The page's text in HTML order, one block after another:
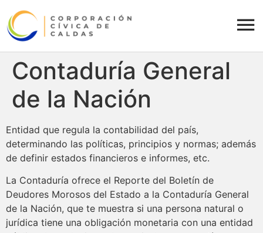
Contaduría General
de la Nación
Entidad que regula la contabilidad del país,
determinando las políticas, principios y normas; además
de definir estados financieros e informes, etc.
La Contaduría ofrece el Reporte del Boletín de
Deudores Morosos del Estado a la Contaduría General
de la Nación, que te muestra si una persona natural o
jurídica tiene una obligación monetaria con una entidad